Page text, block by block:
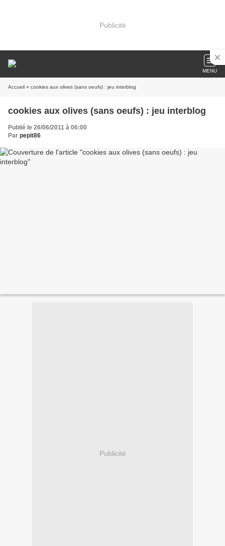
Publicité
MENU
Accueil » cookies aux olives (sans oeufs) : jeu interblog
cookies aux olives (sans oeufs) : jeu interblog
Publié le 26/06/2011 à 06:00
Par pepit86
Publicité